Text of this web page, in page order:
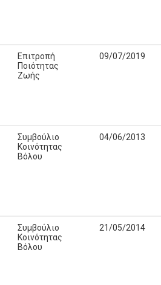
Επιτροπή
Ποιότητας
Ζωής
09/07/2019
Συμβούλιο
Κοινότητας
Βόλου
04/06/2013
Συμβούλιο
Κοινότητας
Βόλου
21/05/2014